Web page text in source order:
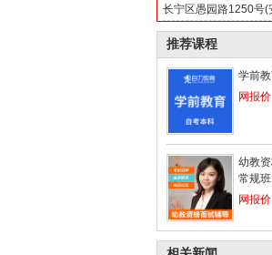
长宁区愚园路1250号
推荐课程
学前
网报价
幼教
常规班
网报价